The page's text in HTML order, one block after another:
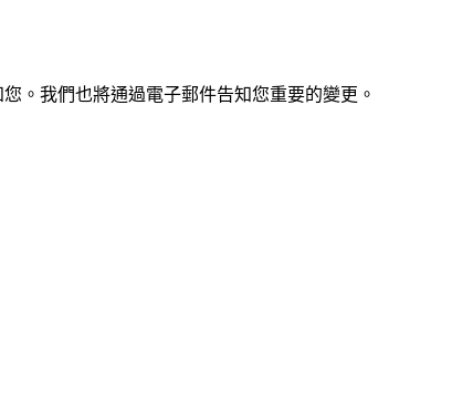
。我們也將通過電子郵件告知您重要的變更。